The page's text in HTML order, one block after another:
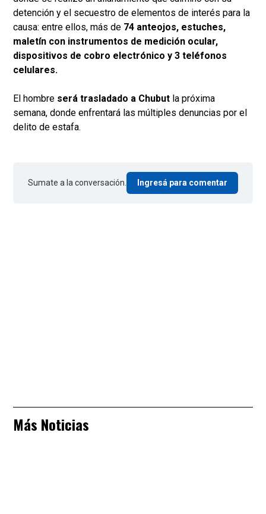
detención y el secuestro de elementos de interés para la
causa: entre ellos, más de 74 anteojos, estuches,
maletín con instrumentos de medición ocular,
dispositivos de cobro electrónico y 3 teléfonos
celulares.
El hombre será trasladado a Chubut la próxima
semana, donde enfrentará las múltiples denuncias por el
delito de estafa.
Sumate a la conversación. Ingresá para comentar
Más Noticias